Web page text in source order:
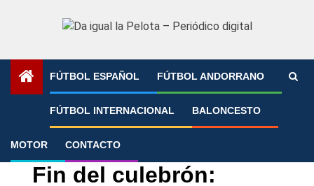
FÚTBOL ESPAÑOL FÚTBOL ANDORRANO
FÚTBOL INTERNACIONAL BALONCESTO
MOTOR CONTACTO
»
Fichajes Fútbol español
Fin del culebrón: